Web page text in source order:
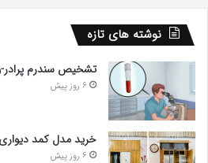
نوشته های تازه
تشخیص سندرم
6 روز پیش
خرید مدل کمد
6 روز پیش